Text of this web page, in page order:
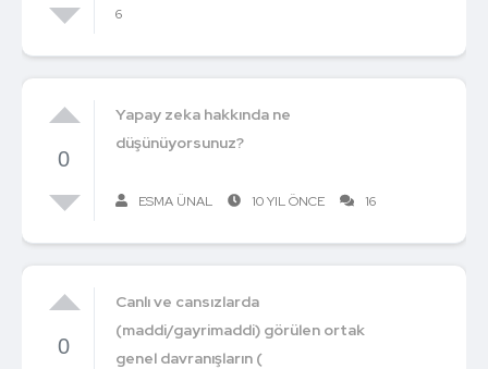
6
0
Yapay zeka hakkında ne
düşünüyorsunuz?
ESMA ÜNAL 10 YIL ÖNCE 16
0
Canlı ve cansızlarda
(maddi/gayrimaddi) görülen ortak
genel davranışların (